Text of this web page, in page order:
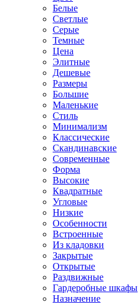
Белые
Светлые
Серые
Темные
Цена
Элитные
Дешевые
Размеры
Большие
Маленькие
Стиль
Минимализм
Классические
Скандинавские
Современные
Форма
Высокие
Квадратные
Угловые
Низкие
Особенности
Встроенные
Из кладовки
Закрытые
Открытые
Раздвижные
Гардеробные шкафы
Назначение